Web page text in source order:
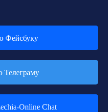
Фейсбуку
Телеграму
Online Chat